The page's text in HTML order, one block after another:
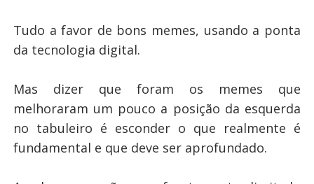
Tudo a favor de bons memes, usando a ponta
da tecnologia digital.
Mas dizer que foram os memes que
melhoraram um pouco a posição da esquerda
no tabuleiro é esconder o que realmente é
fundamental e que deve ser aprofundado.